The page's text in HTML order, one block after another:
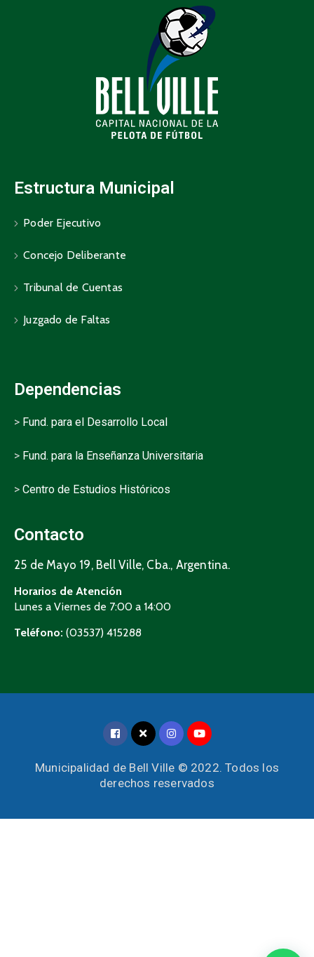
Estructura Municipal
Poder Ejecutivo
Concejo Deliberante
Tribunal de Cuentas
Juzgado de Faltas
Dependencias
> Fund. para el Desarrollo Local
> Fund. para la Enseñanza Universitaria
> Centro de Estudios Históricos
Contacto
25 de Mayo 19, Bell Ville, Cba., Argentina.
Horarios de Atención
Lunes a Viernes de 7:00 a 14:00
Teléfono: (03537) 415288
Municipalidad de Bell Ville © 2022. Todos los
derechos reservados